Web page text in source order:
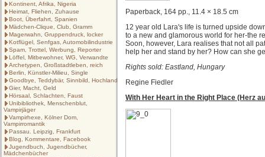
Kontinent, Afrika, Nigeria
Heimat, Fliehen, Zuhause
Boot, Überfahrt, Spanien
Mädchen-Clique, Club, Gramm
Magerwahn, Gruppendruck, locker
Kotflügel, Senfgas, Automobilindustrie
Spam, Trottel, Werbung, Reporter
Löffel, Mitbewohner, WG, Verwandte
Archetypen, Großstadtleben, reich
Berlin, Künstler-Milieu, Single
Goodbye, Teddybär, Sinnbild, Hochland
Gier, Macht, Geld
Hörsaal, Schlachten, Faust
Unibibliothek, Menschenblut,
Vampirjäger
Vampirhexe, Kölner Dom,
Vampirromantik
Passau. Leipzig, Frankfurt
Blog, Kommentare, Facebook
Jugendbuch, Jugendbücher,
Mädchenbücher
Paperback, 164 pp., 11.4 × 18.5 cm
12 year old Lara's life is turned upside
to a new and glamorous world for her-the
Soon, however, Lara realises that not all
help her and stand by her? How can she
Rights sold: Eastland, Hungary
Regine Fiedler
With Her Heart in the Right Place (Herz